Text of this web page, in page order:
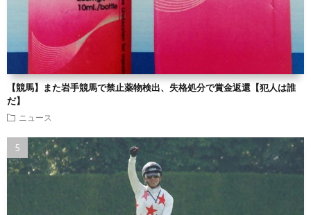
【競馬】また岩手競馬で禁止薬物検出、失格処分で賞金返還【犯人は誰
だ】
ニュース